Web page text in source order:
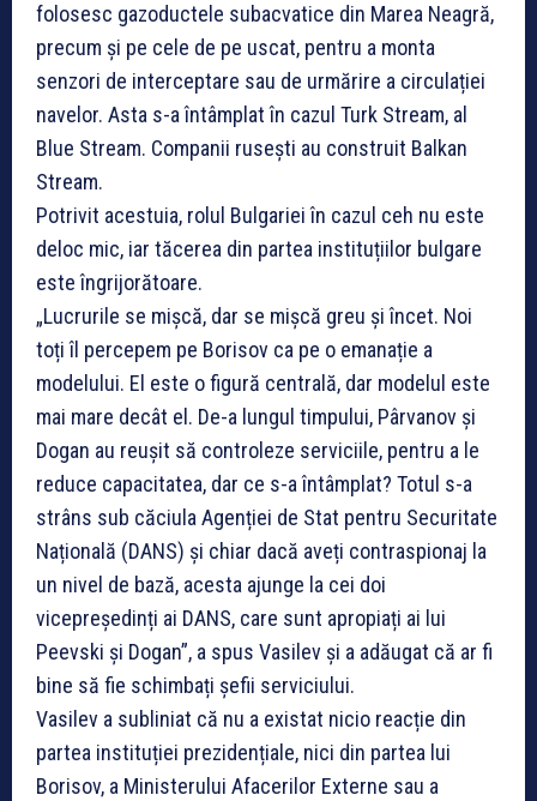
folosesc gazoductele subacvatice din Marea Neagră,
precum și pe cele de pe uscat, pentru a monta
senzori de interceptare sau de urmărire a circulației
navelor. Asta s-a întâmplat în cazul Turk Stream, al
Blue Stream. Companii rusești au construit Balkan
Stream.
Potrivit acestuia, rolul Bulgariei în cazul ceh nu este
deloc mic, iar tăcerea din partea instituțiilor bulgare
este îngrijorătoare.
„Lucrurile se mișcă, dar se mișcă greu și încet. Noi
toți îl percepem pe Borisov ca pe o emanație a
modelului. El este o figură centrală, dar modelul este
mai mare decât el. De-a lungul timpului, Pârvanov și
Dogan au reușit să controleze serviciile, pentru a le
reduce capacitatea, dar ce s-a întâmplat? Totul s-a
strâns sub căciula Agenției de Stat pentru Securitate
Națională (DANS) și chiar dacă aveți contraspionaj la
un nivel de bază, acesta ajunge la cei doi
vicepreședinți ai DANS, care sunt apropiați ai lui
Peevski și Dogan”, a spus Vasilev și a adăugat că ar fi
bine să fie schimbați șefii serviciului.
Vasilev a subliniat că nu a existat nicio reacție din
partea instituției prezidențiale, nici din partea lui
Borisov, a Ministerului Afacerilor Externe sau a